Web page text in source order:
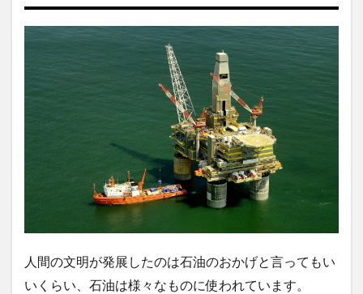
人間の文明が発展したのは石油のおかげと言ってもい
いくらい、石油は様々なものに使われています。